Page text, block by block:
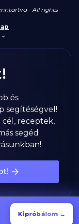
Kipróbálom →
- All rights
és
segítéségvel!
cél, receptek,
segéd